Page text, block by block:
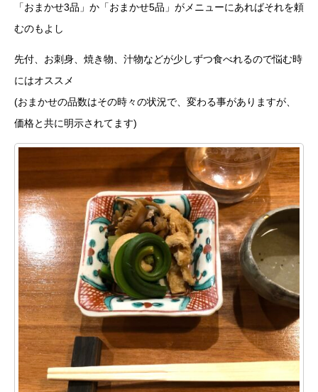
「おまかせ3品」か「おまかせ5品」がメニューにあればそれを頼
むのもよし
先付、お刺身、焼き物、汁物などが少しずつ食べれるので悩む時
にはオススメ
(おまかせの品数はその時々の状況で、変わる事がありますが、
価格と共に明示されてます)